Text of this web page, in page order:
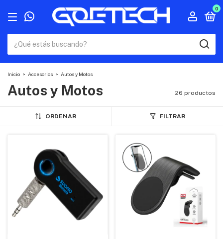
0
Inicio > Accesorios > Autos y Motos
Autos y Motos 26 productos
ORDENAR FILTRAR